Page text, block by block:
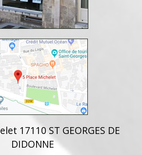
17110 ST GEORGES DE
DIDONNE